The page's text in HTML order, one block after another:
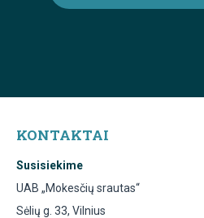
KONTAKTAI
Susisiekime
UAB „Mokesčių srautas“
Sėlių g. 33, Vilnius